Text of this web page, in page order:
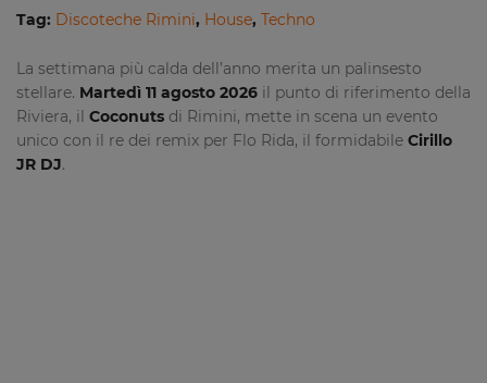
Tag: Discoteche Rimini, House, Techno
La settimana più calda dell’anno merita un palinsesto
stellare. Martedì 11 agosto 2026 il punto di riferimento della
Riviera, il Coconuts di Rimini, mette in scena un evento
unico con il re dei remix per Flo Rida, il formidabile Cirillo
JR DJ.